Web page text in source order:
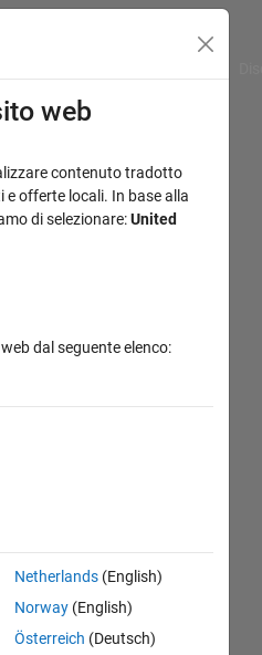
web
contenuto tradotto
e offerte locali. In base alla
di selezionare:United
dal seguente elenco:
Netherlands(English)
Norway(English)
Österreich (Deutsch)